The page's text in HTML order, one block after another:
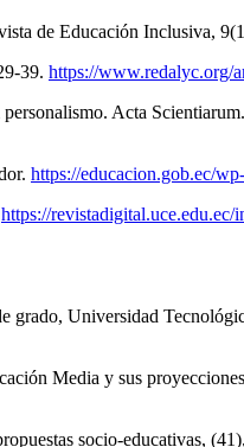
de Educación Inclusiva,
39. https://www.redalyc.org/
Acta
https://educacion.gob.ec/
https://
grado, Universidad
Media y sus
socio-educativas,